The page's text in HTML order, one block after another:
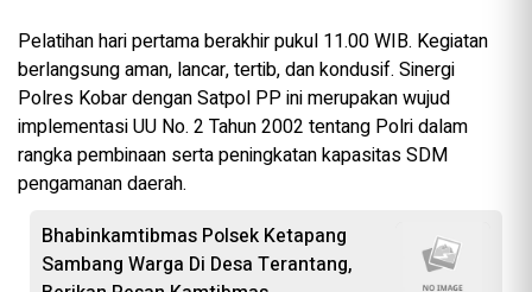
‎Pelatihan hari pertama berakhir pukul 11.00 WIB. Kegiatan
berlangsung aman, lancar, tertib, dan kondusif. Sinergi
Polres Kobar dengan Satpol PP ini merupakan wujud
implementasi UU No. 2 Tahun 2002 tentang Polri dalam
rangka pembinaan serta peningkatan kapasitas SDM
pengamanan daerah.
‎Bhabinkamtibmas Polsek Ketapang
Sambang Warga Di Desa Terantang,